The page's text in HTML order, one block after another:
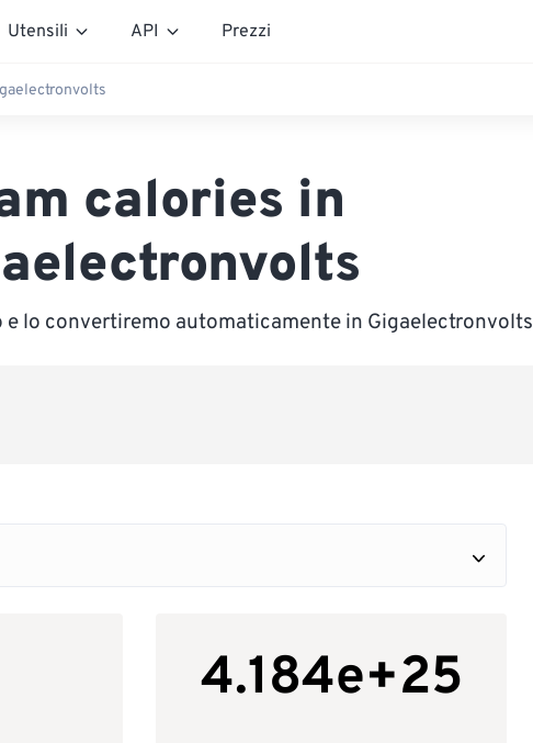
Utensili API Prezzi
calories in
lo convertiremo automaticamente in Gigaelectronvolts